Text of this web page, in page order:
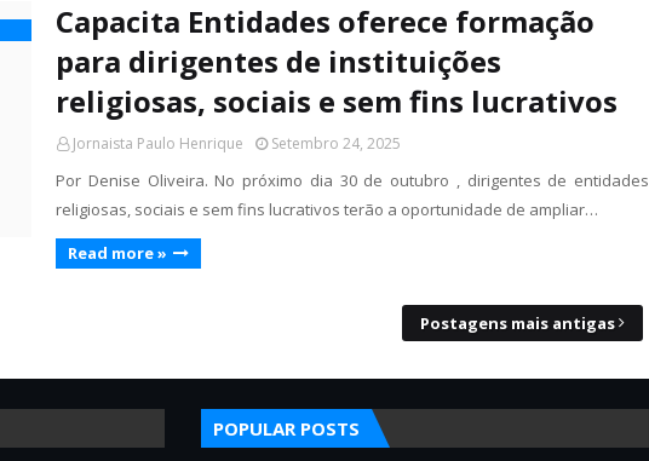
Capacita Entidades oferece formação
para dirigentes de instituições
religiosas, sociais e sem fins lucrativos
Jornaista Paulo Henrique Setembro 24, 2025
Por Denise Oliveira. No próximo dia 30 de outubro , dirigentes de entidades
religiosas, sociais e sem fins lucrativos terão a oportunidade de ampliar…
Read more »
Postagens mais antigas
POPULAR POSTS